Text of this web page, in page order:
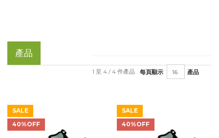
產品
每頁顯示 產品
1 至 4 / 4 件產品
SALE
40%OFF
SALE
40%OFF